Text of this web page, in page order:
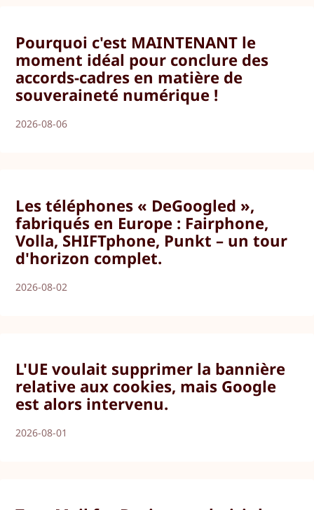
Pourquoi c'est MAINTENANT le
moment idéal pour conclure des
accords-cadres en matière de
souveraineté numérique !
2026-08-06
Les téléphones « DeGoogled »,
fabriqués en Europe : Fairphone,
Volla, SHIFTphone, Punkt – un tour
d'horizon complet.
2026-08-02
L'UE voulait supprimer la bannière
relative aux cookies, mais Google
est alors intervenu.
2026-08-01